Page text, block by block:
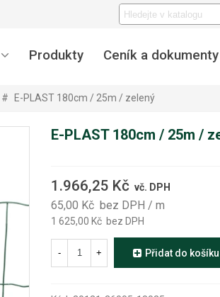
Produkty Ceník a dokumenty
# E-PLAST 180cm / 25m / zelený
E-PLAST 180cm / 25m /
1.966,25 Kč vč. DPH
65,00 Kč bez DPH / m
1 625,00 Kč bez DPH
- + Přidat do košíku